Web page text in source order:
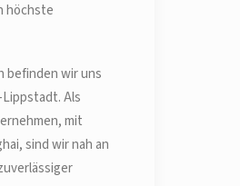
höchste
befinden wir uns
Als
mit
sind wir nah an